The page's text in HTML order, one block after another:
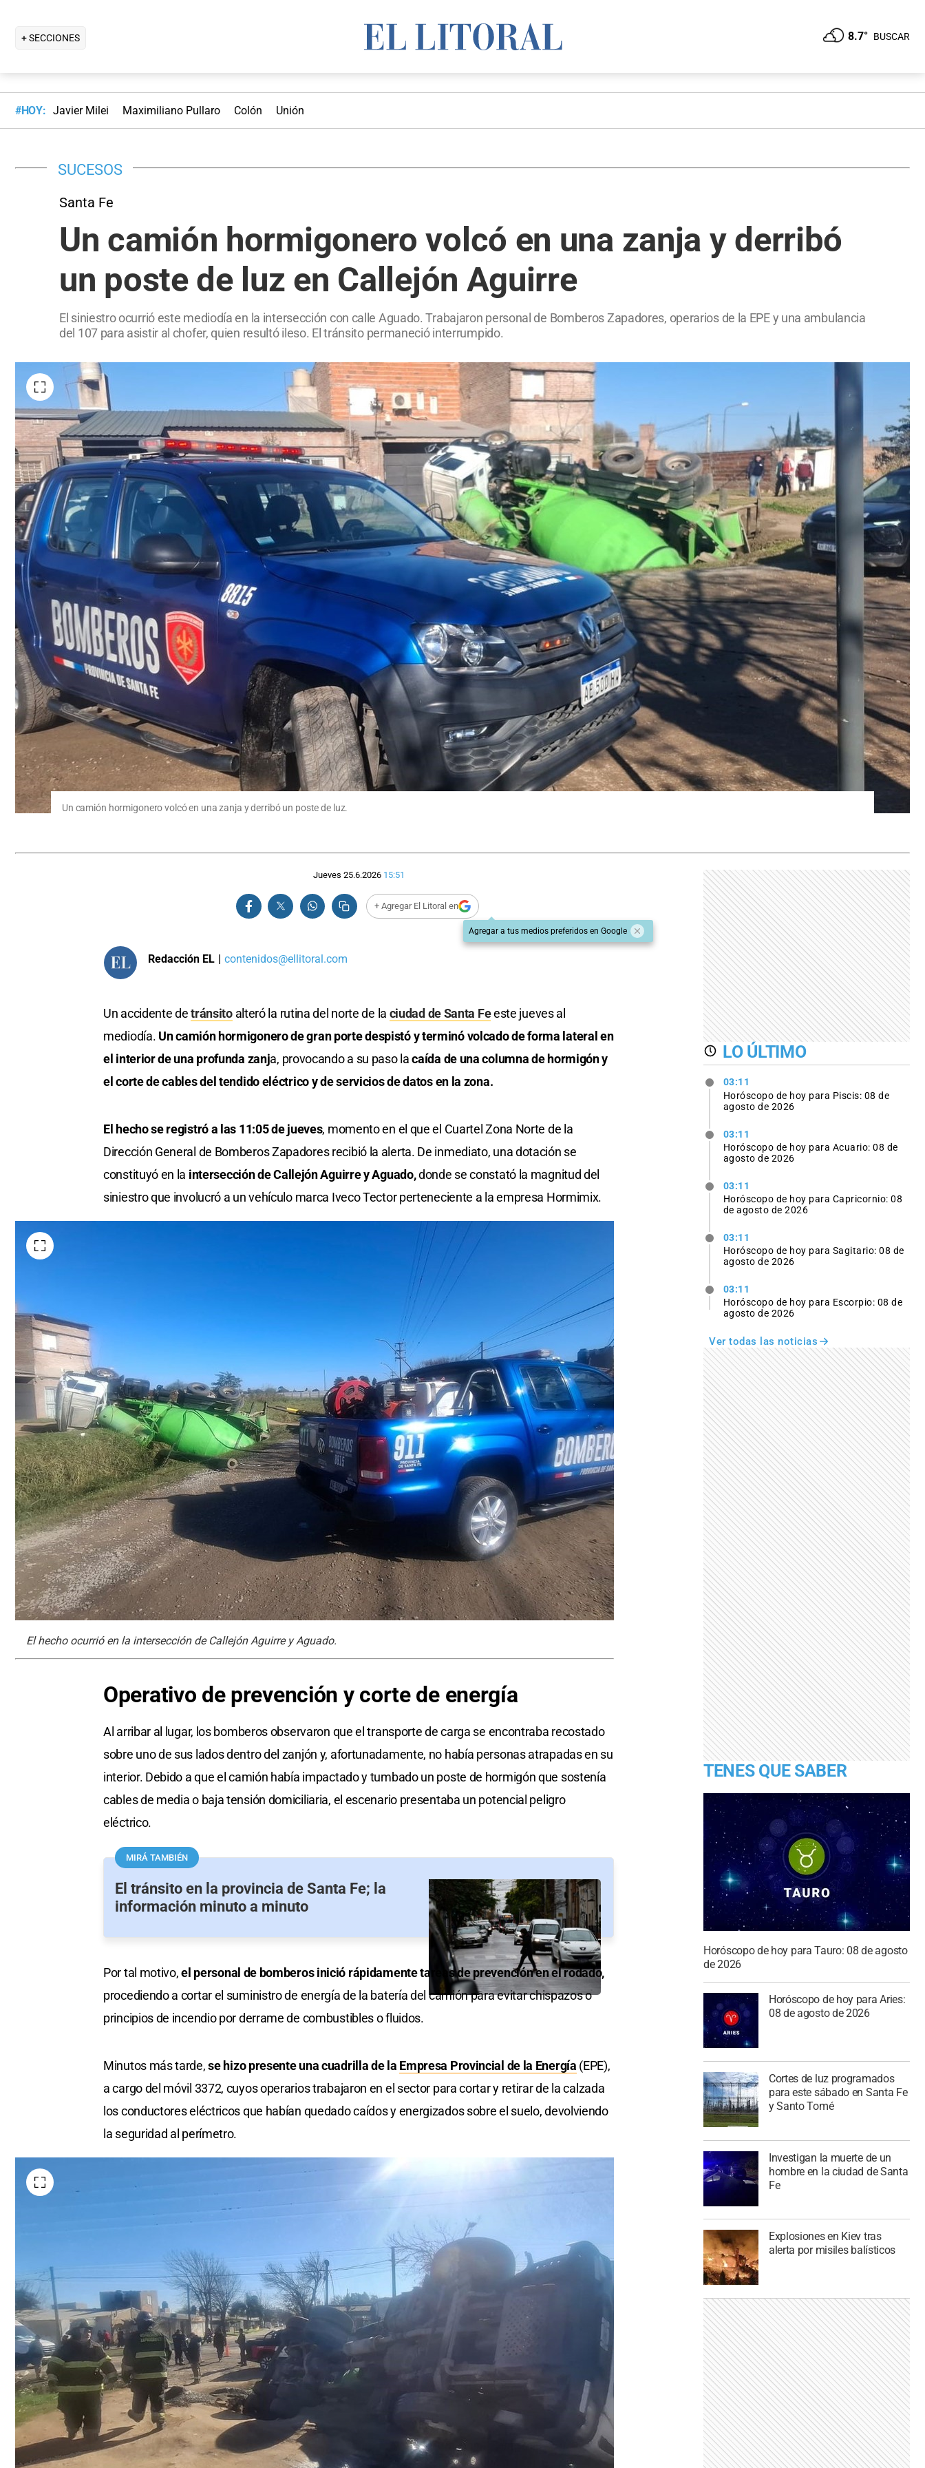
+ SECCIONES 8.7° BUSCAR
#HOY: Javier Milei Maximiliano Pullaro Colón Unión
SUCESOS
Santa Fe
Un camión hormigonero volcó en una zanja y derribó
un poste de luz en Callejón Aguirre
El siniestro ocurrió este mediodía en la intersección con calle Aguado. Trabajaron personal de Bomberos Zapadores, operarios de la EPE y una ambulancia
del 107 para asistir al chofer, quien resultó ileso. El tránsito permaneció interrumpido.
Un camión hormigonero volcó en una zanja y derribó un poste de luz.
Jueves 25.6.2026 15:51
+ Agregar El Litoral en
Agregar a tus medios preferidos en Google
Redacción EL | contenidos@ellitoral.com
Un accidente detránsitoalteró la rutina del norte de la ciudad de Santa Feeste jueves al
mediodía. Un camión hormigonero de gran porte despistó y terminó volcado de forma lateral en
el interior de una profunda zanja, provocando a su paso lacaída de una columna de hormigón y
el corte de cables del tendido eléctrico y de servicios de datos en la zona.
El hecho se registró a las 11:05 de jueves, momento en el que el Cuartel Zona Norte de la
Dirección General de Bomberos Zapadores recibió la alerta. De inmediato, una dotación se
constituyó en la intersección de Callejón Aguirre y Aguado,donde se constató la magnitud del
siniestro que involucró a un vehículo marca Iveco Tector perteneciente a la empresa Hormimix.
El hecho ocurrió en la intersección de Callejón Aguirre y Aguado.
Operativo de prevención y corte de energía
Al arribar al lugar, los bomberos observaron que el transporte de carga se encontraba recostado
sobre uno de sus lados dentro del zanjón y, afortunadamente, no había personas atrapadas en su
interior. Debido a que el camión había impactado y tumbado un poste de hormigón que sostenía
cables de media o baja tensión domiciliaria, el escenario presentaba un potencial peligro
eléctrico.
MIRÁ TAMBIÉN
El tránsito en la provincia de Santa Fe; la
información minuto a minuto
Por tal motivo,el personal de bomberos inició rápidamente tareas de prevención en el rodado,
procediendo a cortar el suministro de energía de la batería del camión para evitar chispazos o
principios de incendio por derrame de combustibles o fluidos.
Minutos más tarde,se hizo presente una cuadrilla de la Empresa Provincial de la Energía (EPE),
a cargo del móvil 3372, cuyos operarios trabajaron en el sector para cortar y retirar de la calzada
los conductores eléctricos que habían quedado caídos y energizados sobre el suelo, devolviendo
la seguridad al perímetro.
LO ÚLTIMO
03:11
Horóscopo de hoy para Piscis: 08 de
agosto de 2026
03:11
Horóscopo de hoy para Acuario: 08 de
agosto de 2026
03:11
Horóscopo de hoy para Capricornio: 08
de agosto de 2026
03:11
Horóscopo de hoy para Sagitario: 08 de
agosto de 2026
03:11
Horóscopo de hoy para Escorpio: 08 de
agosto de 2026
Ver todas las noticias
TENES QUE SABER
Horóscopo de hoy para Tauro: 08 de agosto
de 2026
Horóscopo de hoy para Aries:
08 de agosto de 2026
Cortes de luz programados
para este sábado en Santa Fe
y Santo Tomé
Investigan la muerte de un
hombre en la ciudad de Santa
Fe
Explosiones en Kiev tras
alerta por misiles balísticos